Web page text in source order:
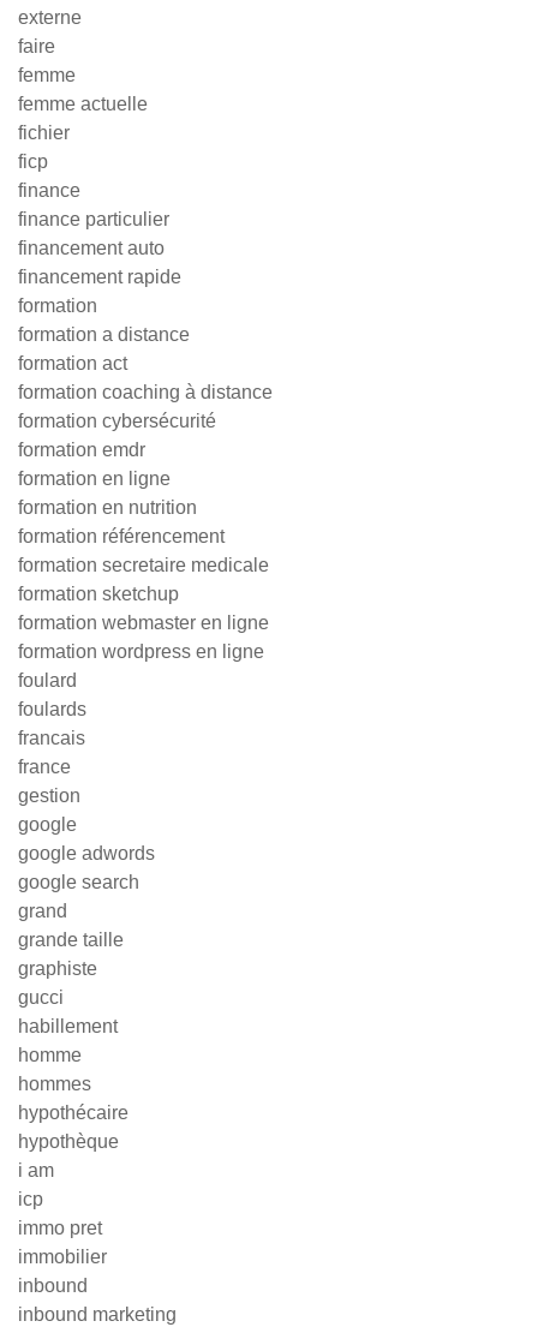
externe
faire
femme
femme actuelle
fichier
ficp
finance
finance particulier
financement auto
financement rapide
formation
formation a distance
formation act
formation coaching à distance
formation cybersécurité
formation emdr
formation en ligne
formation en nutrition
formation référencement
formation secretaire medicale
formation sketchup
formation webmaster en ligne
formation wordpress en ligne
foulard
foulards
francais
france
gestion
google
google adwords
google search
grand
grande taille
graphiste
gucci
habillement
homme
hommes
hypothécaire
hypothèque
i am
icp
immo pret
immobilier
inbound
inbound marketing